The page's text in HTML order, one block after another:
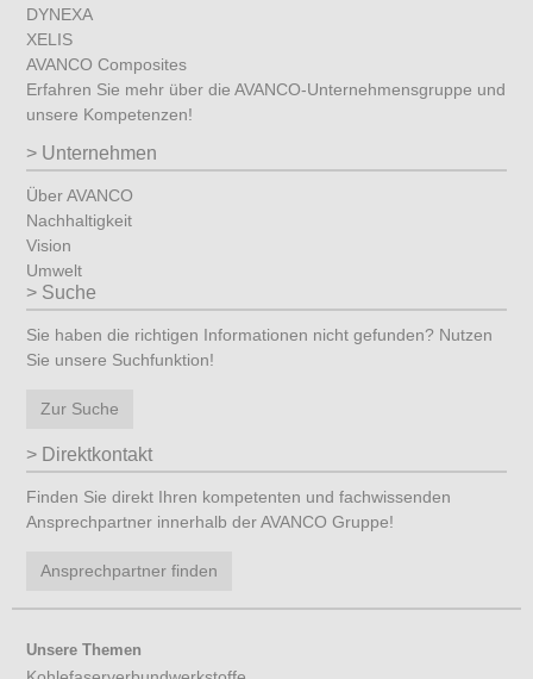
DYNEXA
XELIS
AVANCO Composites
Erfahren Sie mehr über die AVANCO-Unternehmensgruppe und
unsere Kompetenzen!
Unternehmen
Über AVANCO
Nachhaltigkeit
Vision
Umwelt
Suche
Sie haben die richtigen Informationen nicht gefunden? Nutzen
Sie unsere Suchfunktion!
Zur Suche
Direktkontakt
Finden Sie direkt Ihren kompetenten und fachwissenden
Ansprechpartner innerhalb der AVANCO Gruppe!
Ansprechpartner finden
Unsere Themen